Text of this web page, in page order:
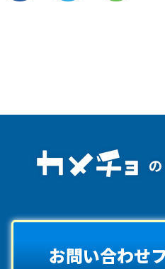
お問い合わせ